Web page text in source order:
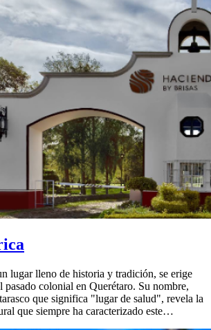
lugar lleno de historia y tradición, se erige
pasado colonial en Querétaro. Su nombre,
que significa "lugar de salud", revela la
que siempre ha caracterizado este…